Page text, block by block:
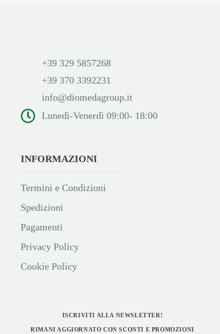
+39 329 5857268
+39 370 3392231
info@diomedagroup.it
Lunedì-Venerdì 09:00- 18:00
INFORMAZIONI
Termini e Condizioni
Spedizioni
Pagamenti
Privacy Policy
Cookie Policy
ISCRIVITI ALLA NEWSLETTER!
RIMANI AGGIORNATO CON SCONTI E PROMOZIONI